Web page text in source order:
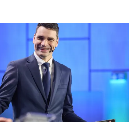
„Příjemná konference,
prostory, Daniel Stach
Tak shrnul
jeden z 330 účastníků ve
potvrdila, co bylo slyšet i
v Pragovce – že ročník s
k dopadu“ se skutečně